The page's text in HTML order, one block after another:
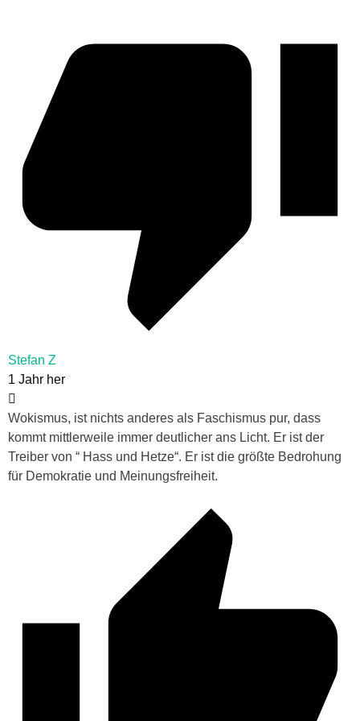
Stefan Z
1 Jahr her
Wokismus, ist nichts anderes als Faschismus pur, dass
kommt mittlerweile immer deutlicher ans Licht. Er ist der
Treiber von “ Hass und Hetze“. Er ist die größte Bedrohung
für Demokratie und Meinungsfreiheit.